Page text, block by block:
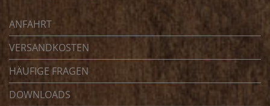
ANFAHRT
VERSANDKOSTEN
HÄUFIGE FRAGEN
DOWNLOADS